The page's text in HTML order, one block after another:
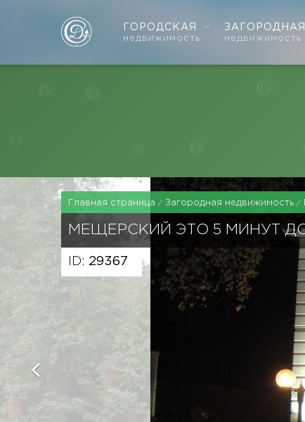
ГОРОДСКАЯ
недвижимость
ЗАГОРОДНАЯ
недвижимость
Главная страница Загородная недвижимость
МЕЩЕРСКИЙ ЭТО 5 МИНУТ
ID: 29367